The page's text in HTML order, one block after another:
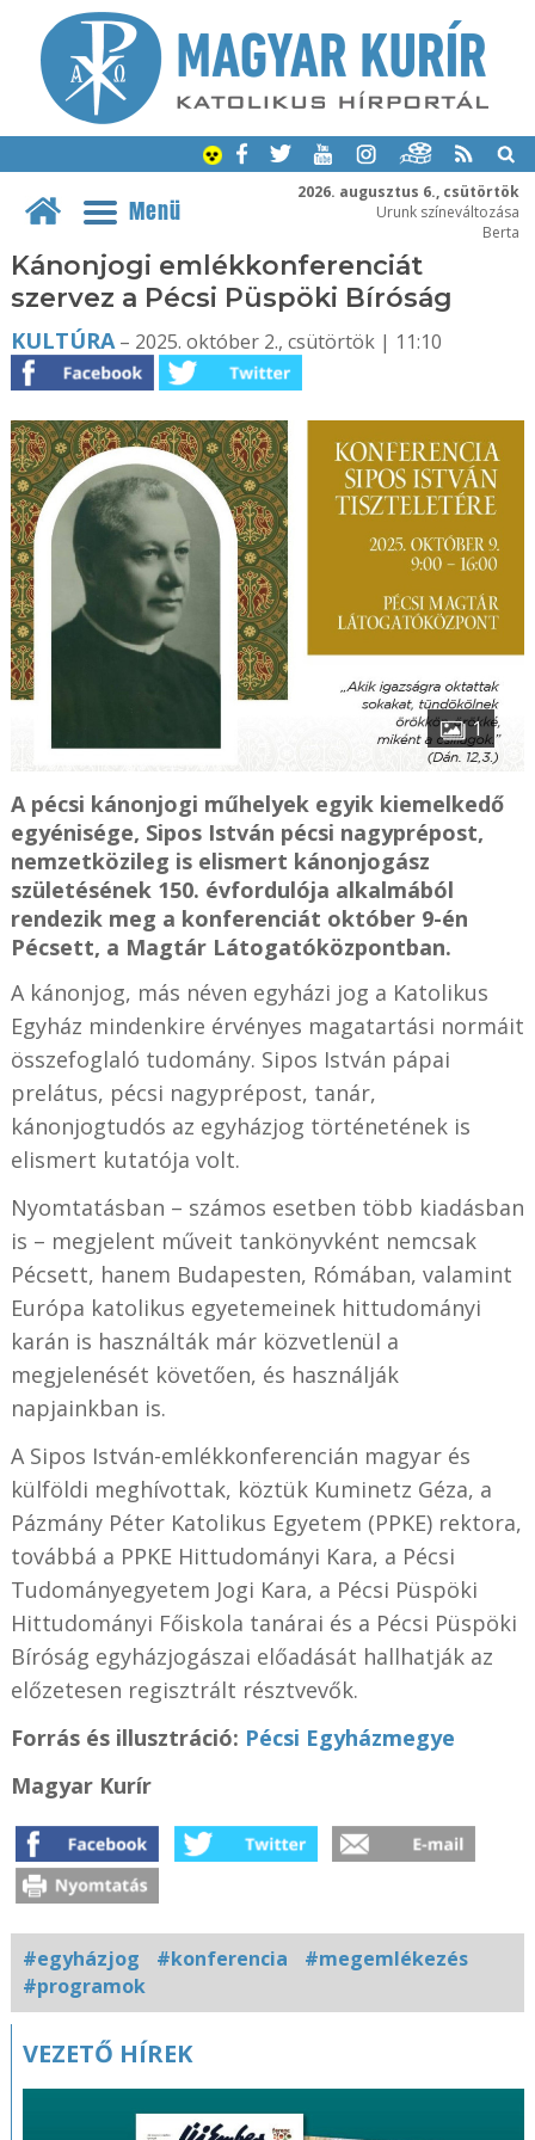
2026. augusztus 6., csütörtök
Urunk színeváltozása
Berta
Menü
Kánonjogi emlékkonferenciát
szervez a Pécsi Püspöki Bíróság
KULTÚRA– 2025. október 2., csütörtök | 11:10
1
A pécsi kánonjogi műhelyek egyik kiemelkedő
egyénisége, Sipos István pécsi nagyprépost,
nemzetközileg is elismert kánonjogász
születésének 150. évfordulója alkalmából
rendezik meg a konferenciát október 9-én
Pécsett, a Magtár Látogatóközpontban.
A kánonjog, más néven egyházi jog a Katolikus
Egyház mindenkire érvényes magatartási normáit
összefoglaló tudomány. Sipos István pápai
prelátus, pécsi nagyprépost, tanár,
kánonjogtudós az egyházjog történetének is
elismert kutatója volt.
Nyomtatásban – számos esetben több kiadásban
is – megjelent műveit tankönyvként nemcsak
Pécsett, hanem Budapesten, Rómában, valamint
Európa katolikus egyetemeinek hittudományi
karán is használták már közvetlenül a
megjelenését követően, és használják
napjainkban is.
A Sipos István-emlékkonferencián magyar és
külföldi meghívottak, köztük Kuminetz Géza, a
Pázmány Péter Katolikus Egyetem (PPKE) rektora,
továbbá a PPKE Hittudományi Kara, a Pécsi
Tudományegyetem Jogi Kara, a Pécsi Püspöki
Hittudományi Főiskola tanárai és a Pécsi Püspöki
Bíróság egyházjogászai előadását hallhatják az
előzetesen regisztrált résztvevők.
Forrás és illusztráció: Pécsi Egyházmegye
Magyar Kurír
#egyházjog #konferencia
#megemlékezés
#programok
Kapcsolódó
VEZETŐ HÍREK